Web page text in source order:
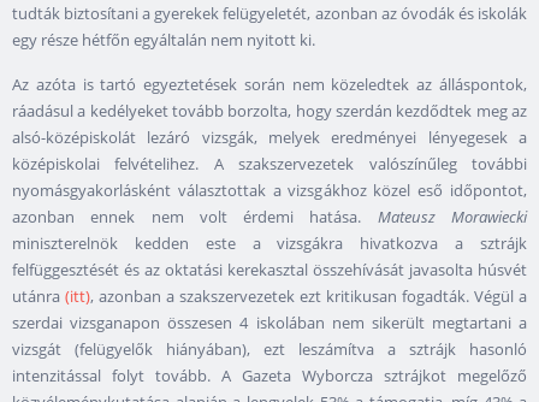
tudták biztosítani a gyerekek felügyeletét, azonban az óvodák és iskolák
egy része hétfőn egyáltalán nem nyitott ki.
Az azóta is tartó egyeztetések során nem közeledtek az álláspontok,
ráadásul a kedélyeket tovább borzolta, hogy szerdán kezdődtek meg az
alsó-középiskolát lezáró vizsgák, melyek eredményei lényegesek a
középiskolai felvételihez. A szakszervezetek valószínűleg további
nyomásgyakorlásként választottak a vizsgákhoz közel eső időpontot,
azonban ennek nem volt érdemi hatása. Mateusz Morawiecki
miniszterelnök kedden este a vizsgákra hivatkozva a sztrájk
felfüggesztését és az oktatási kerekasztal összehívását javasolta húsvét
utánra (itt), azonban a szakszervezetek ezt kritikusan fogadták. Végül a
szerdai vizsganapon összesen 4 iskolában nem sikerült megtartani a
vizsgát (felügyelők hiányában), ezt leszámítva a sztrájk hasonló
intenzitással folyt tovább. A Gazeta Wyborcza sztrájkot megelőző